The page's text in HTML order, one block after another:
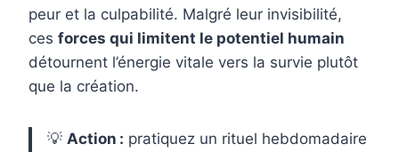
peur et la culpabilité. Malgré leur invisibilité,
ces forces qui limitent le potentiel humain
détournent l’énergie vitale vers la survie plutôt
que la création.
💡 Action : pratiquez un rituel hebdomadaire